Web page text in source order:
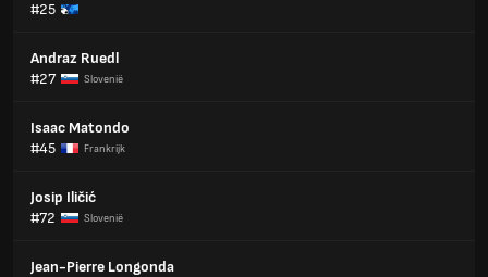
#25
Andraz Ruedl
#27
Slovenië
Isaac Matondo
#45
Frankrijk
Josip Iličić
#72
Slovenië
Jean-Pierre Longonda